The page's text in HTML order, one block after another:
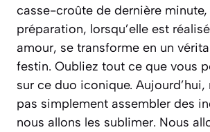
casse-croûte de dernière
préparation, lorsqu’elle est
amour, se transforme en un
festin. Oubliez tout ce que vous
sur ce duo iconique. Aujourd’hui,
pas simplement assembler des
nous allons les sublimer. Nous